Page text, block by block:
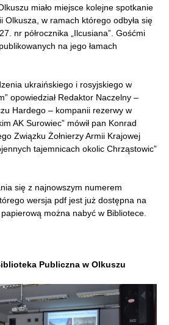
miało miejsce kolejne spotkanie
Olkusza, w ramach którego odbyła się
nr półrocznika „Ilcusiana”. Gośćmi
na jego łamach
ukraińskiego i rosyjskiego w
opowiedział Redaktor Naczelny –
Hardego – kompanii rezerwy w
AK Surowiec” mówił pan Konrad
Związku Żołnierzy Armii Krajowej
tajemnicach okolic Chrząstowic”
się z najnowszym numerem
wersja pdf jest już dostępna na
można nabyć w Bibliotece.
Publiczna w Olkuszu